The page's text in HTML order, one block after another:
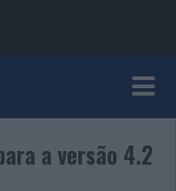
a versão 4.2